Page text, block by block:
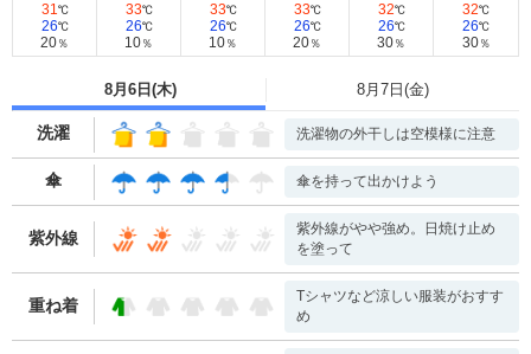
31℃
26℃
20％
33℃
26℃
10％
33℃
26℃
10％
33℃
26℃
20％
32℃
26℃
30％
32℃
26℃
30％
8月6日(木) 8月7日(金)
洗濯 洗濯物の外干しは空模様に注意
傘 傘を持って出かけよう
紫外線
紫外線がやや強め。日焼け止め
を塗って
重ね着
Tシャツなど涼しい服装がおすす
め